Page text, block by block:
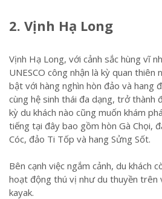
2. Vịnh Hạ Long
Vịnh Hạ Long, với cảnh sắc hùng vĩ
UNESCO công nhận là kỳ quan thiên
bật với hàng nghìn hòn đảo và hang
cùng hệ sinh thái đa dạng, trở thành
kỳ du khách nào cũng muốn khám
tiếng tại đây bao gồm hòn Gà Chọi,
Cóc, đảo Ti Tốp và hang Sửng Sốt.
Bên cạnh việc ngắm cảnh, du khách
hoạt động thú vị như du thuyền trên
kayak.